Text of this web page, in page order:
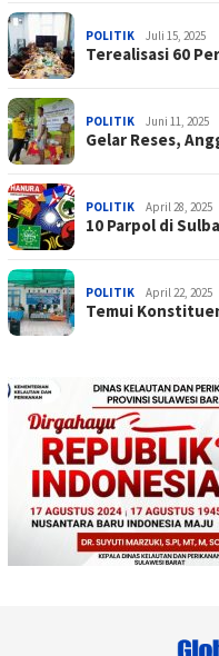
POLITIK Juli 15, 2025
Terealisasi 60
POLITIK Juni 11, 2025
Gelar Reses,
POLITIK April 28, 2025
10 Parpol di
POLITIK April 22, 2025
Temui